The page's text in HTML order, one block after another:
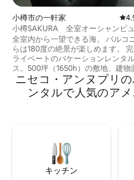
小樽市の一軒家 レ
小樽SAKURA 全室オーシャンビ
180度絶景テラス＆リビング
全室内から一望できる海。 バルコ
らは180度の絶景が楽しめます。 完全プ
ライベートのバケーションレンタ
ス。500坪（1650h）の敷地、建物
200hを自由にお使いいただけます ■チェ
ックイン／アウト セルフチェッ
15時～21時 ご予約当日に無人受付
真付き身分証明書のコピーを送って
必要があります。 車でお越し頂くことを
推奨します。 タクシーやバスでも
すが、SAKURAでタクシーを呼ぶな
ニセコ・アンヌプリ
ンタルで人気のア
キッチン